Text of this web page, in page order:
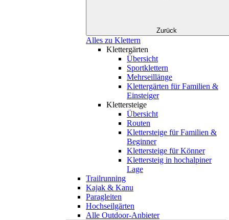
Zurück
Alles zu Klettern
Klettergärten
Übersicht
Sportklettern
Mehrseillänge
Klettergärten für Familien &
Einsteiger
Klettersteige
Übersicht
Routen
Klettersteige für Familien &
Beginner
Klettersteige für Könner
Klettersteig in hochalpiner
Lage
Trailrunning
Kajak & Kanu
Paragleiten
Hochseilgärten
Alle Outdoor-Anbieter